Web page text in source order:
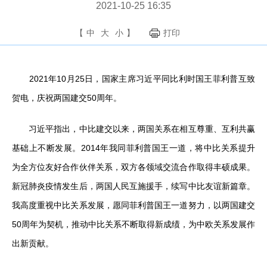
2021-10-25 16:35
【 中 大 小 】 打印
2021年10月25日，国家主席习近平同比利时国王菲利普互致
贺电，庆祝两国建交50周年。
习近平指出，中比建交以来，两国关系在相互尊重、互利共赢
基础上不断发展。2014年我同菲利普国王一道，将中比关系提升
为全方位友好合作伙伴关系，双方各领域交流合作取得丰硕成果。
新冠肺炎疫情发生后，两国人民互施援手，续写中比友谊新篇章。
我高度重视中比关系发展，愿同菲利普国王一道努力，以两国建交
50周年为契机，推动中比关系不断取得新成绩，为中欧关系发展作
出新贡献。